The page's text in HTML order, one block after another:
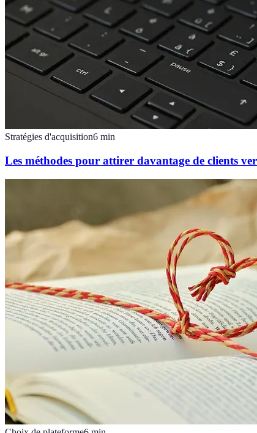
Stratégies d'acquisition6 min
Les méthodes pour attirer davantage de clients